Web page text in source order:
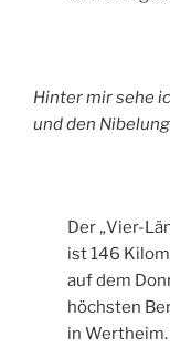
Hinter mir sehe
und den
Der „Vier-
ist 146
auf dem
höchsten
in